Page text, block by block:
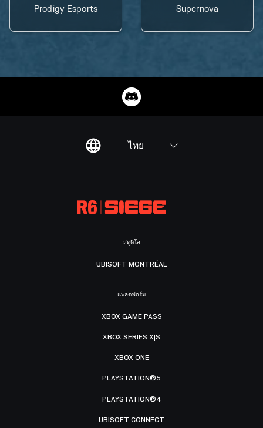
Prodigy Esports Supernova
ไทย
สตูดิโอ
UBISOFT MONTRÉAL
แพลตฟอร์ม
XBOX GAME PASS
XBOX SERIES X|S
XBOX ONE
PLAYSTATION®5
PLAYSTATION®4
UBISOFT CONNECT